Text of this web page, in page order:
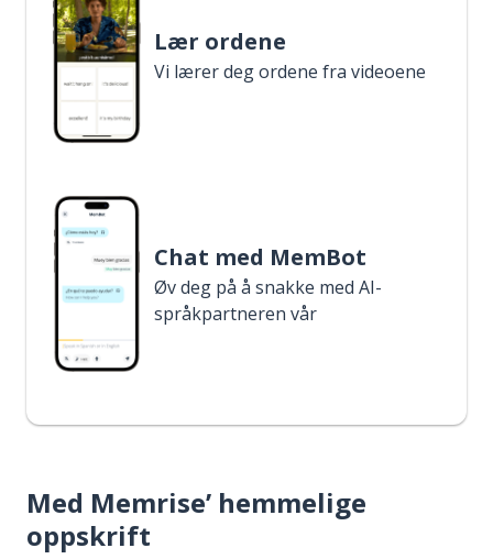
Lær ordene
Vi lærer deg ordene fra videoene
Chat med MemBot
Øv deg på å snakke med AI-
språkpartneren vår
Med Memrise’ hemmelige
oppskrift